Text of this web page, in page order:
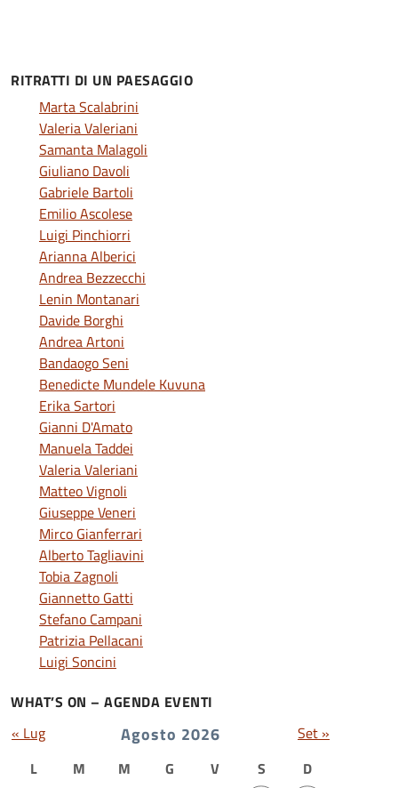
RITRATTI DI UN PAESAGGIO
Marta Scalabrini
Valeria Valeriani
Samanta Malagoli
Giuliano Davoli
Gabriele Bartoli
Emilio Ascolese
Luigi Pinchiorri
Arianna Alberici
Andrea Bezzecchi
Lenin Montanari
Davide Borghi
Andrea Artoni
Bandaogo Seni
Benedicte Mundele Kuvuna
Erika Sartori
Gianni D'Amato
Manuela Taddei
Valeria Valeriani
Matteo Vignoli
Giuseppe Veneri
Mirco Gianferrari
Alberto Tagliavini
Tobia Zagnoli
Giannetto Gatti
Stefano Campani
Patrizia Pellacani
Luigi Soncini
WHAT’S ON – AGENDA EVENTI
Agosto 2026
L M M G V S D
« Lug Set »